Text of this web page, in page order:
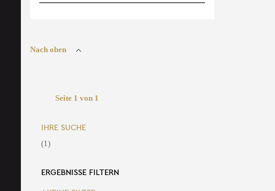
Nach oben
Seite 1 von 1
IHRE SUCHE
(1)
ERGEBNISSE FILTERN